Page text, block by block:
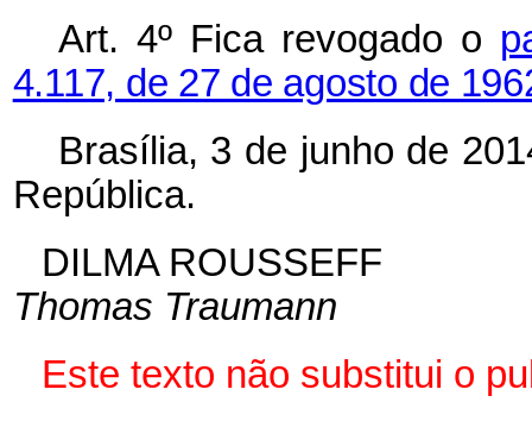
Art. 4º Fica revogado o
4.117, de 27 de agosto de
Brasília, 3 de junho de
República.
DILMA ROUSSEFF
Thomas Traumann
Este texto não substitui o